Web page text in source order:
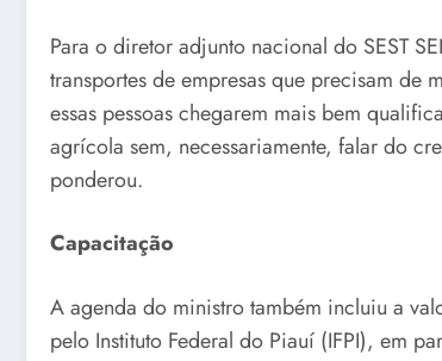
Para o diretor adjunto nacional do SEST
transportes de empresas que precisam de
essas pessoas chegarem mais bem
agrícola sem, necessariamente, falar do
ponderou.
Capacitação
A agenda do ministro também incluiu a
pelo Instituto Federal do Piauí (IFPI), em